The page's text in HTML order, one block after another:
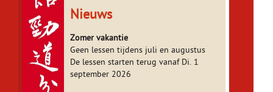
Nieuws
Zomer vakantie
Geen lessen tijdens juli en augustus
De lessen starten terug vanaf Di. 1
september 2026